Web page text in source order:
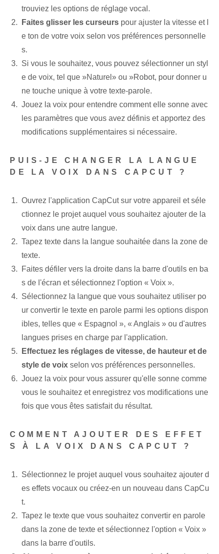
trouviez les options de réglage vocal.
Faites glisser les curseurs pour ajuster la vitesse et l
e ton de votre voix selon vos préférences personnelle
s.
Si vous le souhaitez, vous pouvez sélectionner un styl
e de voix, tel que ⁤»Naturel» ou ⁤»Robot, pour donner u
ne touche unique⁢ à votre ⁤texte-parole.
Jouez la voix pour entendre comment elle sonne avec
les paramètres que vous avez définis et apportez des
modifications supplémentaires si nécessaire.
PUIS-JE CHANGER LA LANGUE
DE LA VOIX DANS CAPCUT ?
Ouvrez l'application CapCut sur votre appareil et séle
ctionnez le projet auquel vous souhaitez ajouter de la
voix dans une autre langue.
Tapez ‌texte dans la langue souhaitée dans ‌la‌ zone de
texte.
Faites défiler vers la droite⁤ dans la barre d'outils⁤ en ba
s de l'écran et sélectionnez l'option « Voix ».
Sélectionnez la langue que vous souhaitez utiliser po
ur convertir le texte en parole parmi les options dispon
ibles, telles que « Espagnol », « Anglais » ou d'autres
langues prises en charge par l'application.
Effectuez les réglages de vitesse,⁢ de hauteur et de
style de voix selon vos préférences personnelles.
Jouez la voix pour vous assurer qu'elle sonne comme
vous le souhaitez et enregistrez vos modifications une
fois que vous êtes satisfait du résultat.
COMMENT AJOUTER DES EFFET
S À LA VOIX DANS CAPCUT ?
Sélectionnez le projet auquel vous souhaitez ajouter d
es effets vocaux ou créez-en un nouveau dans CapCu
t.
Tapez le texte⁣ que vous souhaitez convertir en parole
dans la zone de texte et sélectionnez l'option « Voix »
dans la barre d'outils.